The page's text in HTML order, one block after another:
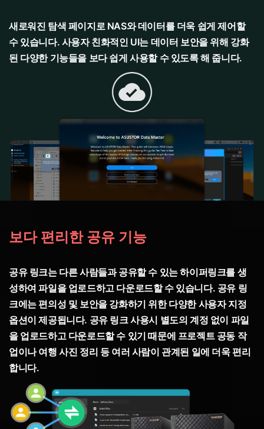
새로워진 탐색 페이지로 NAS와 데이터를 더욱 쉽게 제어할
수 있습니다. 사용자 친화적인 UI는 데이터 보안을 위해 강화
된 다양한 기능들을 보다 쉽게 사용할 수 있도록 해 줍니다.
보다 편리한 공유 기능
공유 링크는 다른 사람들과 공유할 수 있는 하이퍼링크를 생
성하여 파일을 업로드하고 다운로드할 수 있습니다. 공유 링
크에는 편의성 및 보안을 강화하기 위한 다양한 사용자 지정
옵션이 제공됩니다. 공유 링크 사용시 별도의 계정 없이 파일
을 업로드하고 다운로드할 수 있기 때문에 프로젝트 공동 작
업이나 여행 사진 정리 등 여러 사람이 관계된 일에 더욱 편리
합니다.